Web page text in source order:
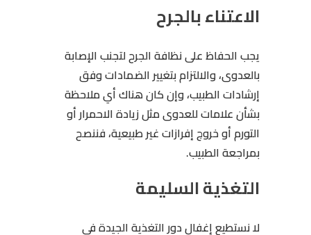
الاعتناء بالجرح
يجب الحفاظ على نظافة الجرح لتجنب الإصابة
بالعدوى، والالتزام بتغيير الضمادات وفق
إرشادات الطبيب، وإن كان هناك أي ملاحظة
بشأن علامات للعدوى مثل زيادة الاحمرار أو
التورم أو خروج إفرازات غير طبيعية، فننصح
بمراجعة الطبيب.
التغذية السليمة
لا نستطيع إغفال دور التغذية الجيدة في